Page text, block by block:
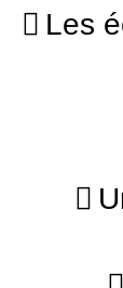
Les